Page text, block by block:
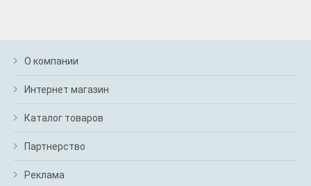
О компании
Интернет магазин
Каталог товаров
Партнерство
Реклама